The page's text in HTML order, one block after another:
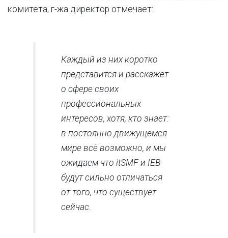
комитета, г-жа директор отмечает:
Каждый из них коротко
представится и расскажет
о сфере своих
профессиональных
интересов, хотя, кто знает:
в постоянно движущемся
мире всё возможно, и мы
ожидаем что itSMF и IEB
будут сильно отличаться
от того, что существует
сейчас.